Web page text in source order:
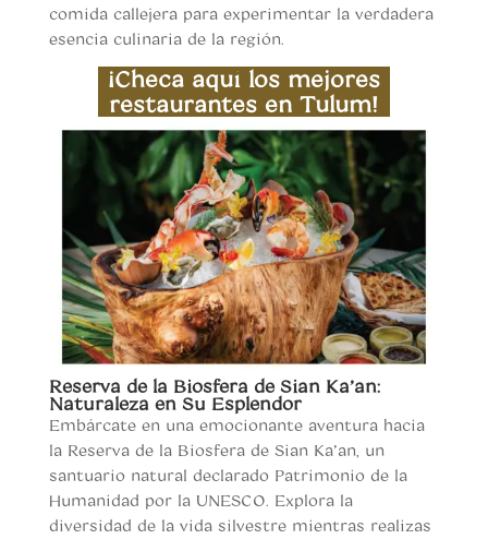
comida callejera para experimentar la verdadera
esencia culinaria de la región.
¡Checa aquí los mejores
restaurantes en Tulum!
Reserva de la Biosfera de Sian Ka’an:
Naturaleza en Su Esplendor
Embárcate en una emocionante aventura hacia
la Reserva de la Biosfera de Sian Ka’an, un
santuario natural declarado Patrimonio de la
Humanidad por la UNESCO. Explora la
diversidad de la vida silvestre mientras realizas